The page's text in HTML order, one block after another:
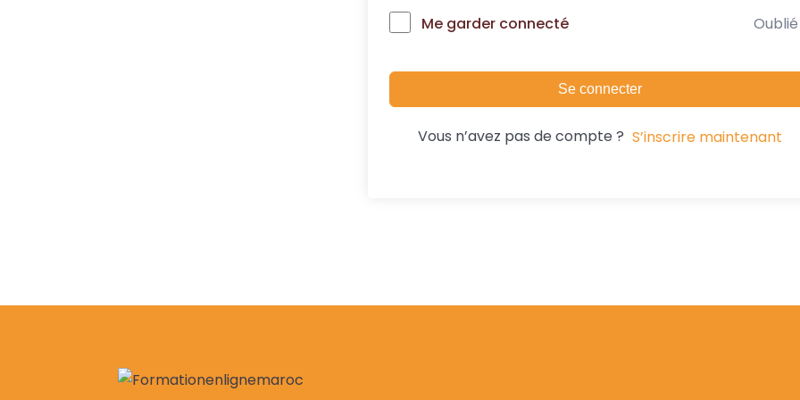
Me garder connecté
Se connecter
Vous n’avez pas de compte ? S’inscrire maintenant